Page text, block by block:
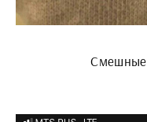
Смешные